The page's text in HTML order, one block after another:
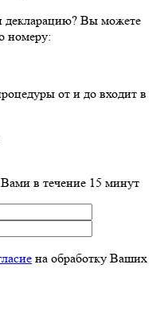
декларацию? Вы можете
номеру:
от и до входит в
в течение 15 минут
на обработку Ваших